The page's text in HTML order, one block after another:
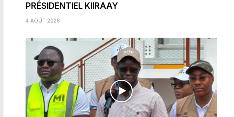
PRÉSIDENTIEL KIIRAAY
4 AOÛT 2026